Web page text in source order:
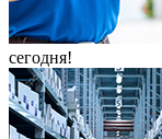
сегодня!